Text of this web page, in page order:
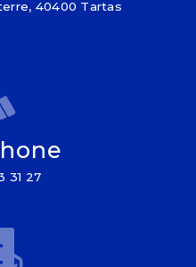
40400 Tartas
31 27